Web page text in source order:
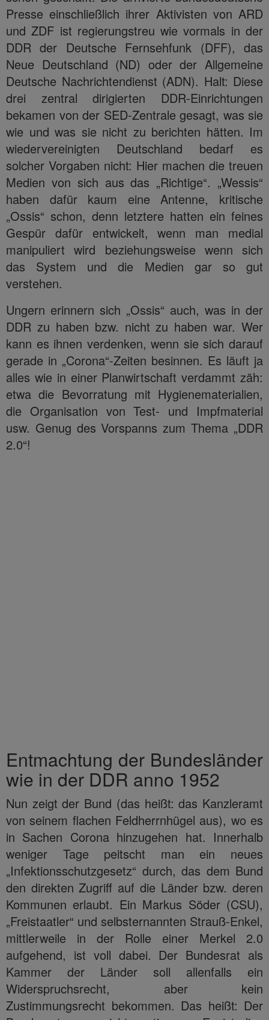
Presse einschließlich ihrer Aktivisten von ARD
und ZDF ist regierungstreu wie vormals in der
DDR der Deutsche Fernsehfunk (DFF), das
Neue Deutschland (ND) oder der Allgemeine
Deutsche Nachrichtendienst (ADN). Halt: Diese
drei zentral dirigierten DDR-Einrichtungen
bekamen von der SED-Zentrale gesagt, was sie
wie und was sie nicht zu berichten hätten. Im
wiedervereinigten Deutschland bedarf es
solcher Vorgaben nicht: Hier machen die treuen
Medien von sich aus das „Richtige“. „Wessis“
haben dafür kaum eine Antenne, kritische
„Ossis“ schon, denn letztere hatten ein feines
Gespür dafür entwickelt, wenn man medial
manipuliert wird beziehungsweise wenn sich
das System und die Medien gar so gut
verstehen.
Ungern erinnern sich „Ossis“ auch, was in der
DDR zu haben bzw. nicht zu haben war. Wer
kann es ihnen verdenken, wenn sie sich darauf
gerade in „Corona“-Zeiten besinnen. Es läuft ja
alles wie in einer Planwirtschaft verdammt zäh:
etwa die Bevorratung mit Hygienematerialien,
die Organisation von Test- und Impfmaterial
usw. Genug des Vorspanns zum Thema „DDR
2.0“!
Entmachtung der Bundesländer
wie in der DDR anno 1952
Nun zeigt der Bund (das heißt: das Kanzleramt
von seinem flachen Feldherrnhügel aus), wo es
in Sachen Corona hinzugehen hat. Innerhalb
weniger Tage peitscht man ein neues
„Infektionsschutzgesetz“ durch, das dem Bund
den direkten Zugriff auf die Länder bzw. deren
Kommunen erlaubt. Ein Markus Söder (CSU),
„Freistaatler“ und selbsternannten Strauß-Enkel,
mittlerweile in der Rolle einer Merkel 2.0
aufgehend, ist voll dabei. Der Bundesrat als
Kammer der Länder soll allenfalls ein
Widerspruchsrecht, aber kein
Zustimmungsrecht bekommen. Das heißt: Der